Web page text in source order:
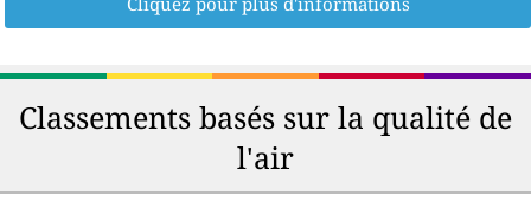
Classements basés sur la qualité de
l'air